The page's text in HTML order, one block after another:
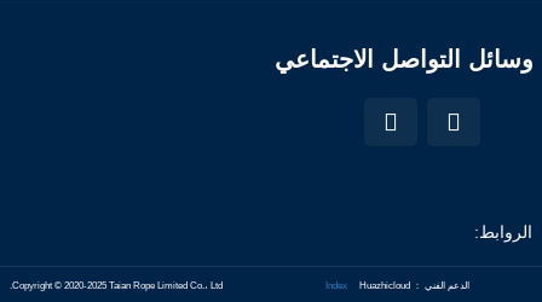
وسائل التواصل الاجتماعي
الروابط:
Copyright © 2020-2025 Taian Rope Limited Co.، Ltd. الدعم الفني ： Huazhicloud Index